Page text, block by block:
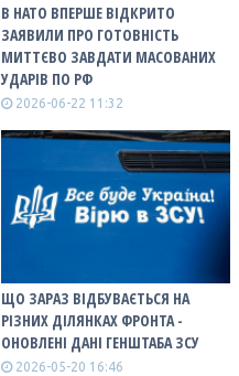
В НАТО ВПЕРШЕ ВІДКРИТО
ЗАЯВИЛИ ПРО ГОТОВНІСТЬ
МИТТЄВО ЗАВДАТИ МАСОВАНИХ
УДАРІВ ПО РФ
2026-06-22 11:32
ЩО ЗАРАЗ ВІДБУВАЄТЬСЯ НА
РІЗНИХ ДІЛЯНКАХ ФРОНТА -
ОНОВЛЕНІ ДАНІ ГЕНШТАБА ЗСУ
2026-05-20 16:46